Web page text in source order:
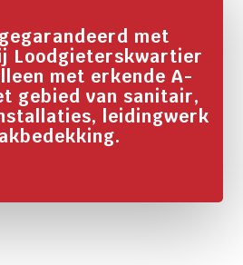
met
Loodgieterskwartier
met erkende A-
gebied van sanitair,
leidingwerk